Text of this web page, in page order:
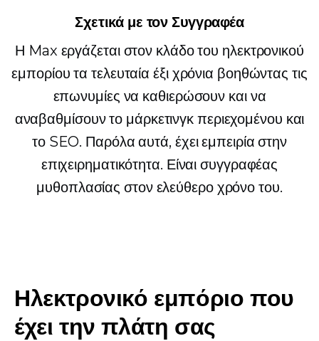
Σχετικά με τον Συγγραφέα
Η Max εργάζεται στον κλάδο του ηλεκτρονικού
εμπορίου τα τελευταία έξι χρόνια βοηθώντας τις
επωνυμίες να καθιερώσουν και να
αναβαθμίσουν το μάρκετινγκ περιεχομένου και
το SEO. Παρόλα αυτά, έχει εμπειρία στην
επιχειρηματικότητα. Είναι συγγραφέας
μυθοπλασίας στον ελεύθερο χρόνο του.
Ηλεκτρονικό εμπόριο που
έχει την πλάτη σας